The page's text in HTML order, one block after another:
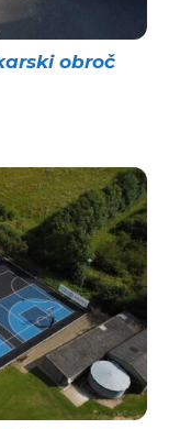
obroč